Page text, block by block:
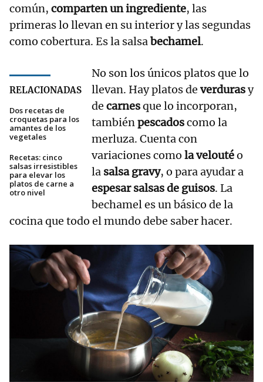
común, comparten un ingrediente, las
primeras lo llevan en su interior y las segundas
como cobertura. Es la salsabechamel.
RELACIONADAS
Dos recetas de
croquetas para los
amantes de los
vegetales
Recetas: cinco
salsas irresistibles
para elevar los
platos de carne a
otro nivel
No son los únicos platos que lo
llevan. Hay platos de verdurasy
de carnesque lo incorporan,
tambiénpescadoscomo la
merluza. Cuenta con
variaciones como la veloutéo
la salsa gravy, o para ayudar a
espesar salsas de guisos. La
bechamel es un básico de la
cocina que todo el mundo debe saber hacer.